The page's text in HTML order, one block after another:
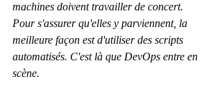
machines doivent travailler de concert.
Pour s'assurer qu'elles y parviennent, la
meilleure façon est d'utiliser des scripts
automatisés. C'est là que DevOps entre en
scène.